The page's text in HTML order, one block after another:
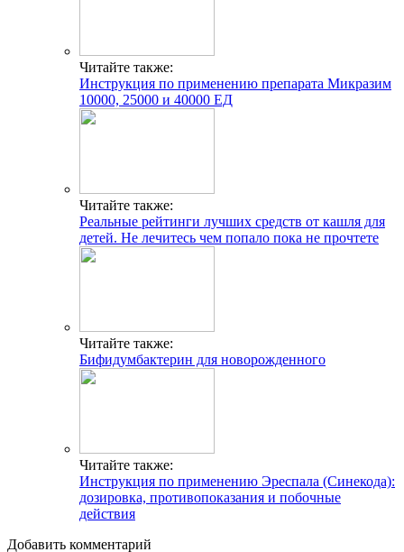
Читайте также:
Инструкция по применению препарата Микразим
10000, 25000 и 40000 ЕД
Читайте также:
Реальные рейтинги лучших средств от кашля для
детей. Не лечитесь чем попало пока не прочтете
Читайте также:
Бифидумбактерин для новорожденного
Читайте также:
Инструкция по применению Эреспала (Синекода):
дозировка, противопоказания и побочные
действия
Добавить комментарий